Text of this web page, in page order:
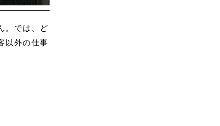
。では、ど
以外の仕事